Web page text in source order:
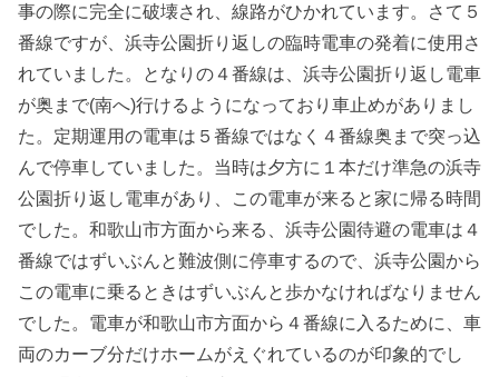
事の際に完全に破壊され、線路がひかれています。さて５
番線ですが、浜寺公園折り返しの臨時電車の発着に使用さ
れていました。となりの４番線は、浜寺公園折り返し電車
が奥まで(南へ)行けるようになっており車止めがありまし
た。定期運用の電車は５番線ではなく４番線奥まで突っ込
んで停車していました。当時は夕方に１本だけ準急の浜寺
公園折り返し電車があり、この電車が来ると家に帰る時間
でした。和歌山市方面から来る、浜寺公園待避の電車は４
番線ではずいぶんと難波側に停車するので、浜寺公園から
この電車に乗るときはずいぶんと歩かなければなりません
でした。電車が和歌山市方面から４番線に入るために、車
両のカーブ分だけホームがえぐれているのが印象的でし